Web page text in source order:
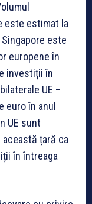
este estimat la
este
europene în
investiții în
UE –
euro în anul
UE sunt
țară ca
în întreaga